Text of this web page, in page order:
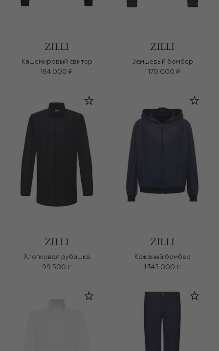
Кашемировый свитер
184 000 ₽
Замшевый бомбер
1 170 000 ₽
Хлопковая рубашка
99 500 ₽
Кожаный бомбер
1 345 000 ₽